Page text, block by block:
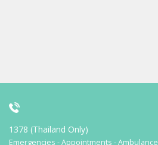
1378 (Thailand Only)
Emergencies - Appointments - Ambulance